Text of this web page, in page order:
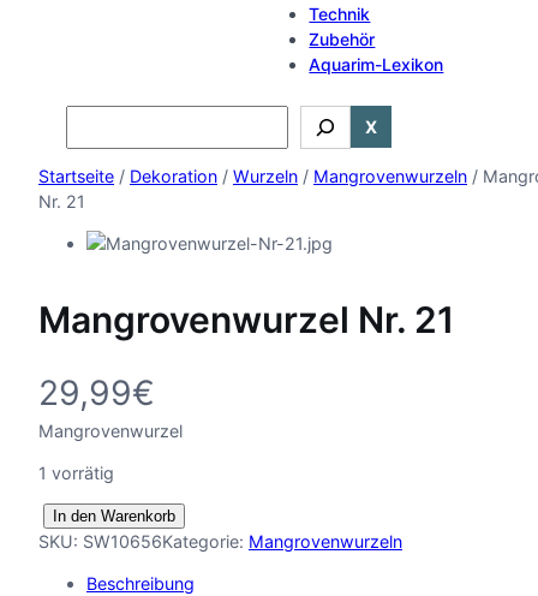
Technik
Zubehör
Aquarim-Lexikon
X
Startseite / Dekoration / Wurzeln / Mangrovenwurzeln /
Nr. 21
Mangrovenwurzel Nr. 21
29,99€
Mangrovenwurzel
1 vorrätig
a
In den Warenkorb
SKU: SW10656Kategorie: Mangrovenwurzeln
Beschreibung